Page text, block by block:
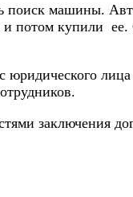
поиск машины.
и потом купили
заключения